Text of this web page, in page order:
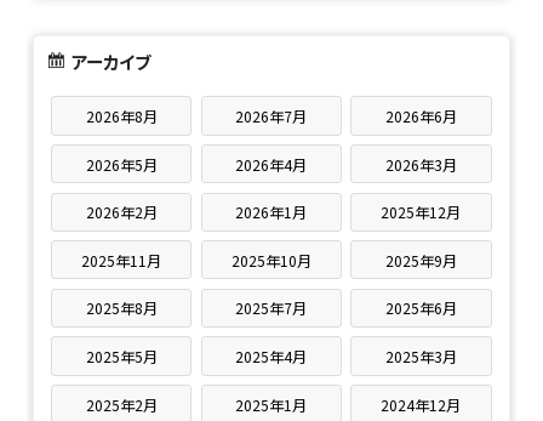
アーカイブ
2026年8月 2026年7月 2026年6月
2026年5月 2026年4月 2026年3月
2026年2月 2026年1月 2025年12月
2025年11月 2025年10月 2025年9月
2025年8月 2025年7月 2025年6月
2025年5月 2025年4月 2025年3月
2025年2月 2025年1月 2024年12月